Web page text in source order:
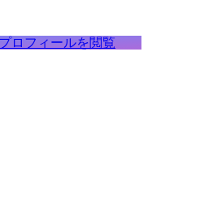
ロフィールを閲覧